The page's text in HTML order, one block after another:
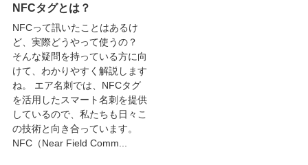
NFCタグとは？
NFCって訊いたことはあるけ
ど、実際どうやって使うの？
そんな疑問を持っている方に向
けて、わかりやすく解説します
ね。 エア名刺では、NFCタグ
を活用したスマート名刺を提供
しているので、私たちも日々こ
の技術と向き合っています。
NFC（Near Field Comm...